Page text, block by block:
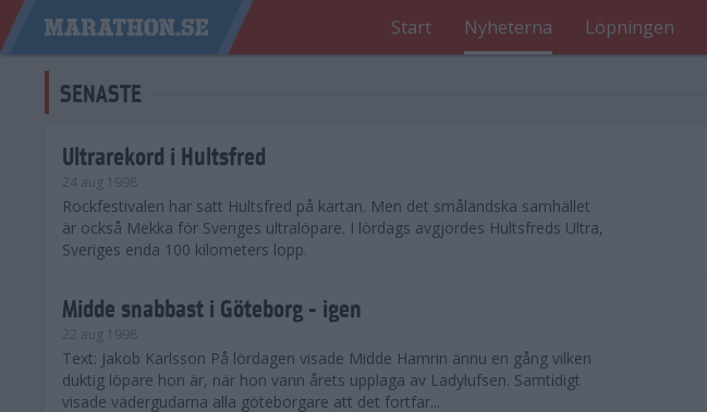
Start Nyheterna Löpningen
SENASTE
Ultrarekord i Hultsfred
24 aug 1998
Rockfestivalen har satt Hultsfred på kartan. Men det småländska samhället
är också Mekka för Sveriges ultralöpare. I lördags avgjordes Hultsfreds Ultra,
Sveriges enda 100 kilometers lopp.
Midde snabbast i Göteborg - igen
22 aug 1998
Text: Jakob Karlsson På lördagen visade Midde Hamrin ännu en gång vilken
duktig löpare hon är, när hon vann årets upplaga av Ladylufsen. Samtidigt
visade vädergudarna alla göteborgare att det fortfar...